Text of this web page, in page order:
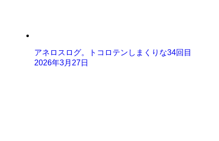
アネロスログ。トコロテンしまくりな34回目
2026年3月27日